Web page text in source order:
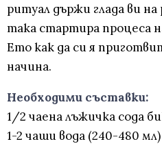
ритуал държи глада ви
така стартира процеса
Ето как да си я
начина.
Необходими съставки:
1/2 чаена лъжичка сода
1-2 чаши вода (240-480 мл)